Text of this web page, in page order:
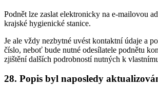
Podnět lze zaslat elektronicky na e-mailovou
krajské hygienické stanice.
Je ale vždy nezbytné uvést kontaktní údaje a
číslo, neboť bude nutné odesílatele podnětu
zjištění dalších podrobností nutných k
28. Popis byl naposledy